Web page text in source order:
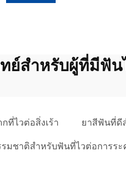
สำหรับผู้ที่มีฟัน
ที่ไวต่อสิ่งเร้า
ยาสีฟันที่ดี
มชาติสำหรับฟันที่ไวต่อการระ